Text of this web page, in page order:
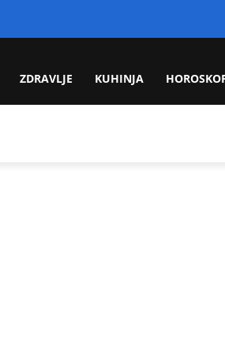
ZDRAVLJE KUHINJA